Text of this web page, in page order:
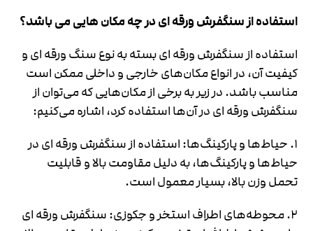
استفاده از سنگفرش ورقه ای در چه مکان هایی می باشد؟
استفاده از سنگفرش ورقه ای بسته به نوع سنگ ورقه ای و
کیفیت آن، در انواع مکان‌های خارجی و داخلی ممکن است
مناسب باشد. در زیر به برخی از مکان‌هایی که می‌توان از
سنگفرش ورقه ای در آن‌ها استفاده کرد، اشاره می‌کنیم:
۱. حیاط‌ها و پارکینگ‌ها: استفاده از سنگفرش ورقه ای در
حیاط‌ها و پارکینگ‌ها، به دلیل مقاومت بالا و قابلیت
تحمل وزن بالا، بسیار معمول است.
۲. محوطه‌های اطراف استخر و جکوزی: سنگفرش ورقه ای